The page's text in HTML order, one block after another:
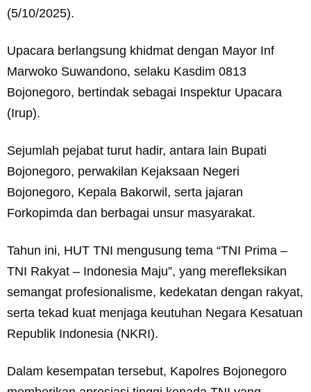
(5/10/2025).
Upacara berlangsung khidmat dengan Mayor Inf
Marwoko Suwandono, selaku Kasdim 0813
Bojonegoro, bertindak sebagai Inspektur Upacara
(Irup).
Sejumlah pejabat turut hadir, antara lain Bupati
Bojonegoro, perwakilan Kejaksaan Negeri
Bojonegoro, Kepala Bakorwil, serta jajaran
Forkopimda dan berbagai unsur masyarakat.
Tahun ini, HUT TNI mengusung tema “TNI Prima –
TNI Rakyat – Indonesia Maju”, yang merefleksikan
semangat profesionalisme, kedekatan dengan rakyat,
serta tekad kuat menjaga keutuhan Negara Kesatuan
Republik Indonesia (NKRI).
Dalam kesempatan tersebut, Kapolres Bojonegoro